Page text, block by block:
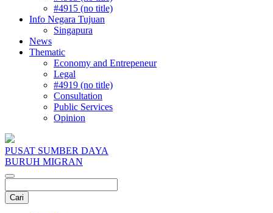
#4915 (no title)
Info Negara Tujuan
Singapura
News
Thematic
Economy and Entrepeneur
Legal
#4919 (no title)
Consultation
Public Services
Opinion
PUSAT SUMBER DAYA
BURUH MIGRAN